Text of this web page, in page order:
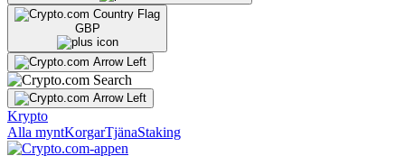
GBP
Krypto
Alla myntKorgarTjänaStaking